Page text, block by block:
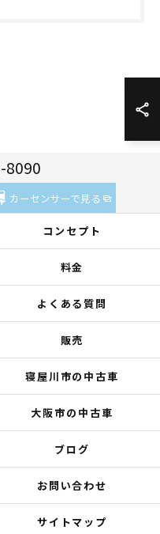
8090
カーセンサーで見る
コンセプト
料金
よくある質問
販売
寝屋川市の中古車
大阪市の中古車
ブログ
お問い合わせ
サイトマップ